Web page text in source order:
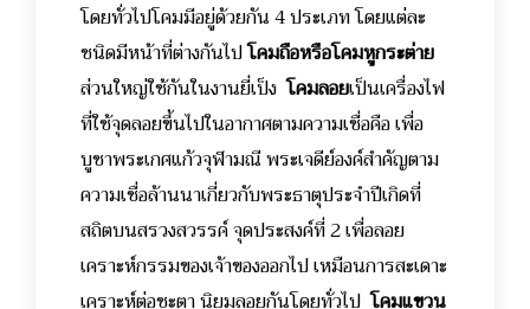
โดยทั่วไปโคมมีอยู่ด้วยกัน 4 ประเภท โดยแต่ละ
ชนิดมีหน้าที่ต่างกันไปโคมถือหรือโคมหูกระต่าย
ส่วนใหญ่ใช้กันในงานยี่เป็งโคมลอยเป็นเครื่องไฟ
ที่ใช้จุดลอยขึ้นไปในอากาศตามความเชื่อคือ เพื่อ
บูชาพระเกศแก้วจุฬามณี พระเจดีย์องค์สำคัญตาม
ความเชื่อล้านนาเกี่ยวกับพระธาตุประจำปีเกิดที่
สถิตบนสรวงสวรรค์ จุดประสงค์ที่ 2 เพื่อลอย
เคราะห์กรรมของเจ้าของออกไป เหมือนการสะเดาะ